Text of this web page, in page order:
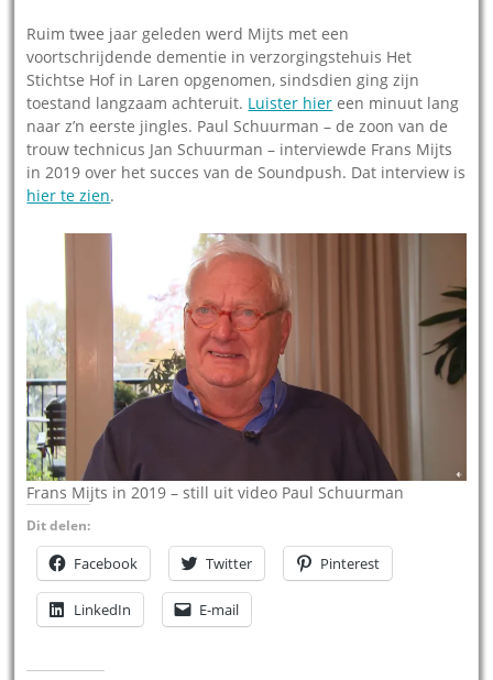
Ruim twee jaar geleden werd Mijts met een
voortschrijdende dementie in verzorgingstehuis Het
Stichtse Hof in Laren opgenomen, sindsdien ging zijn
toestand langzaam achteruit. Luister hier een minuut lang
naar z’n eerste jingles. Paul Schuurman – de zoon van de
trouw technicus Jan Schuurman – interviewde Frans Mijts
in 2019 over het succes van de Soundpush. Dat interview is
hier te zien.
Frans Mijts in 2019 – still uit video Paul Schuurman
Dit delen:
Facebook Twitter Pinterest
LinkedIn E-mail